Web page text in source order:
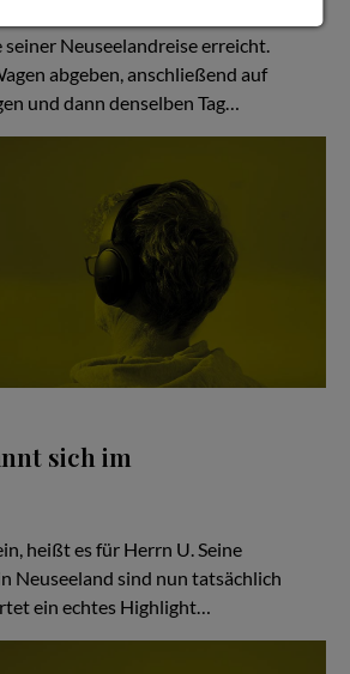
seiner Neuseelandreise erreicht.
abgeben, anschließend auf
und dann denselben Tag…
sich im
heißt es für Herrn U. Seine
Neuseeland sind nun tatsächlich
ein echtes Highlight…